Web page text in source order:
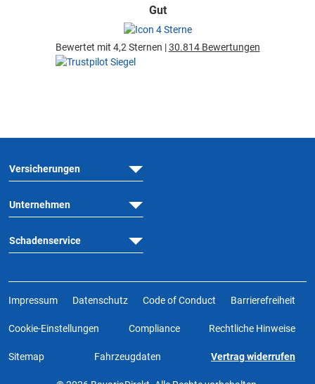
Gut
Bewertet mit 4,2 Sternen |30.814 Bewertungen
Versicherungen
Unternehmen
Schadenservice
Impressum Datenschutz Code of Conduct Barrierefreiheit
Cookie-Einstellungen Compliance Rechtliche Hinweise
Sitemap Fahrzeugdaten Vertrag widerrufen